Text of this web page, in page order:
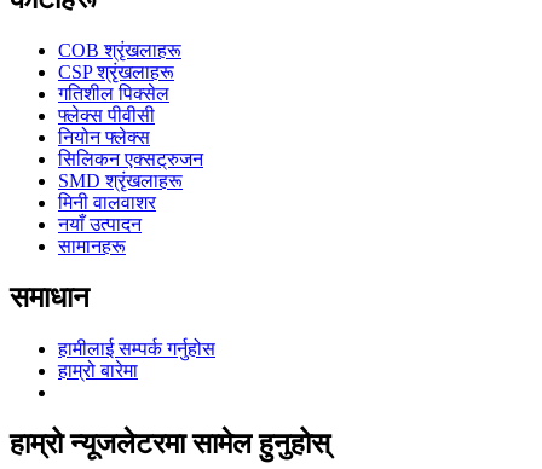
COB श्रृंखलाहरू
CSP श्रृंखलाहरू
गतिशील पिक्सेल
फ्लेक्स पीवीसी
नियोन फ्लेक्स
सिलिकन एक्सट्रुजन
SMD श्रृंखलाहरू
मिनी वालवाशर
नयाँ उत्पादन
सामानहरू
समाधान
हामीलाई सम्पर्क गर्नुहोस
हाम्रो बारेमा
हाम्रो न्यूजलेटरमा सामेल हुनुहोस्